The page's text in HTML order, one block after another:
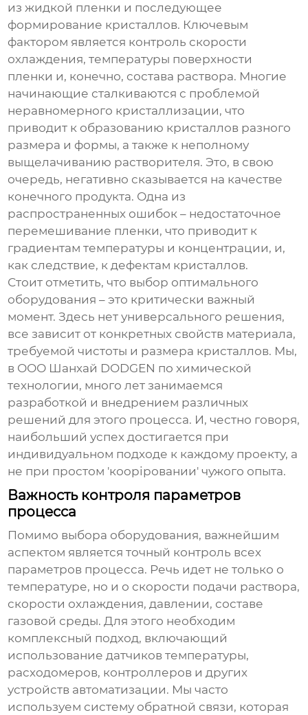
из жидкой пленки и последующее
формирование кристаллов. Ключевым
фактором является контроль скорости
охлаждения, температуры поверхности
пленки и, конечно, состава раствора. Многие
начинающие сталкиваются с проблемой
неравномерного кристаллизации, что
приводит к образованию кристаллов разного
размера и формы, а также к неполному
выщелачиванию растворителя. Это, в свою
очередь, негативно сказывается на качестве
конечного продукта. Одна из
распространенных ошибок – недостаточное
перемешивание пленки, что приводит к
градиентам температуры и концентрации, и,
как следствие, к дефектам кристаллов.
Стоит отметить, что выбор оптимального
оборудования – это критически важный
момент. Здесь нет универсального решения,
все зависит от конкретных свойств материала,
требуемой чистоты и размера кристаллов. Мы,
в ООО Шанхай DODGEN по химической
технологии, много лет занимаемся
разработкой и внедрением различных
решений для этого процесса. И, честно говоря,
наибольший успех достигается при
индивидуальном подходе к каждому проекту, а
не при простом 'коopiровании' чужого опыта.
Важность контроля параметров
процесса
Помимо выбора оборудования, важнейшим
аспектом является точный контроль всех
параметров процесса. Речь идет не только о
температуре, но и о скорости подачи раствора,
скорости охлаждения, давлении, составе
газовой среды. Для этого необходим
комплексный подход, включающий
использование датчиков температуры,
расходомеров, контроллеров и других
устройств автоматизации. Мы часто
используем систему обратной связи, которая